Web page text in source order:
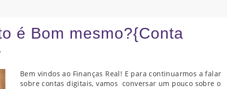
é Bom mesmo?{Conta
Bem vindos ao Finanças Real! E para continuarmos a falar
sobre contas digitais, vamos conversar um pouco sobre o